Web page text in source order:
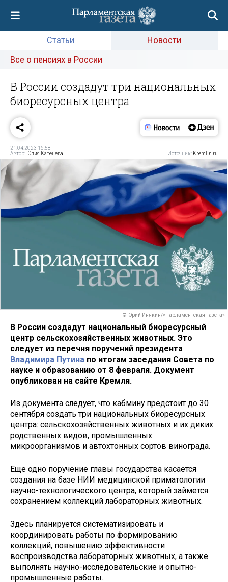
Статьи
Новости
Все о пенсиях в России
В России создадут три национальных
биоресурсных центра
21.04.2023 16:58
Автор: Юлия Катенёва Источник: Kremlin.ru
© Юрий Инякин/«Парламентская газета»
В России создадут национальный биоресурсный
центр сельскохозяйственных животных. Это
следует из перечня поручений президента
Владимира Путина по итогам заседания Совета по
науке и образованию от 8 февраля. Документ
опубликован на сайте Кремля.
Из документа следует, что кабмину предстоит до 30
сентября создать три национальных биоресурсных
центра: сельскохозяйственных животных и их диких
родственных видов, промышленных
микроорганизмов и автохтонных сортов винограда.
Еще одно поручение главы государства касается
создания на базе НИИ медицинской приматологии
научно-технологического центра, который займется
сохранением коллекций лабораторных животных.
Здесь планируется систематизировать и
координировать работы по формированию
коллекций, повышению эффективности
воспроизводства лабораторных животных, а также
выполнять научно-исследовательские и опытно-
промышленные работы.